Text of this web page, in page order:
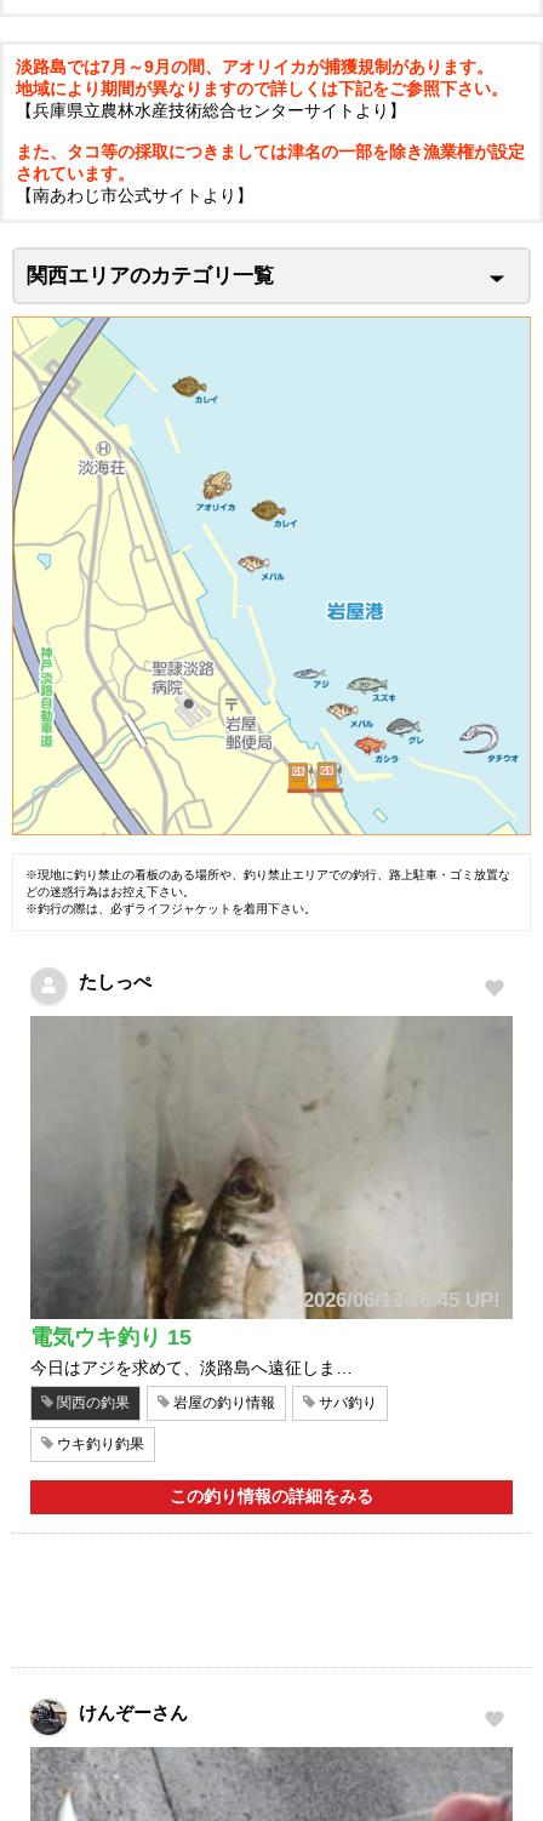
淡路島では7月～9月の間、アオリイカが捕獲規制があります。
地域により期間が異なりますので詳しくは下記をご参照下さい。
【兵庫県立農林水産技術総合センターサイトより】
また、タコ等の採取につきましては津名の一部を除き漁業権が設定
されています。
【南あわじ市公式サイトより】
関西エリアのカテゴリ一覧
※現地に釣り禁止の看板のある場所や、釣り禁止エリアでの釣行、路上駐車・ゴミ放置な
どの迷惑行為はお控え下さい。
※釣行の際は、必ずライフジャケットを着用下さい。
たしっぺ
2026/06/13 16:45 UP!
電気ウキ釣り 15
今日はアジを求めて、淡路島へ遠征しま…
関西の釣果 岩屋の釣り情報 サバ釣り
ウキ釣り釣果
この釣り情報の詳細をみる
けんぞーさん